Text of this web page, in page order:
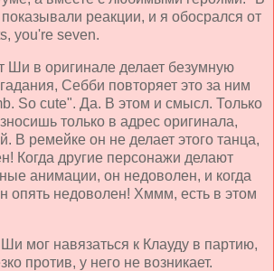
реакции, и я обосрался от
you're seven.
Ши в оригинале делает безумную
Себби повторяет это за ним
So cute". Да. В этом и смысл. Только
только в адрес оригинала,
В ремейке он не делает этого танца,
Когда другие персонажи делают
анимации, он недоволен, и когда
опять недоволен! Хммм, есть в этом
мог навязаться к Клауду в партию,
против, у него не возникает.